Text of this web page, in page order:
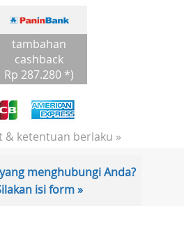
tambahan
cashback
Rp 287.280 *)
& ketentuan berlaku »
menghubungi Anda?
isi form »